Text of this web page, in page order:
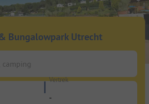
Bungalowpark Utrecht
Vertrek
-